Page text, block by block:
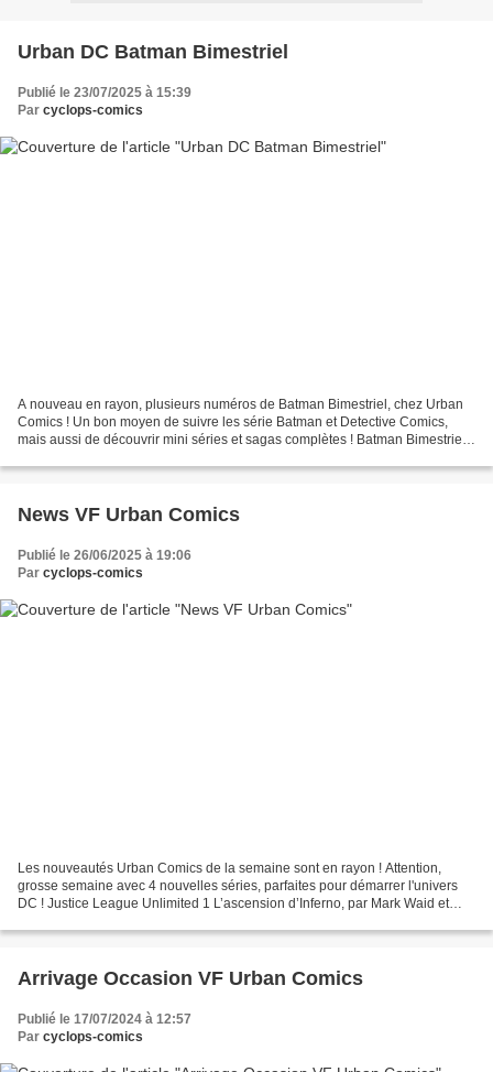
Urban DC Batman Bimestriel
Publié le 23/07/2025 à 15:39
Par cyclops-comics
A nouveau en rayon, plusieurs numéros de Batman Bimestriel, chez Urban
Comics ! Un bon moyen de suivre les série Batman et Detective Comics,
mais aussi de découvrir mini séries et sagas complètes ! Batman Bimestriel
News VF Urban Comics
Publié le 26/06/2025 à 19:06
Par cyclops-comics
Les nouveautés Urban Comics de la semaine sont en rayon ! Attention,
grosse semaine avec 4 nouvelles séries, parfaites pour démarrer l'univers
DC ! Justice League Unlimited 1 L’ascension d’Inferno, par Mark Waid et
Arrivage Occasion VF Urban Comics
Publié le 17/07/2024 à 12:57
Par cyclops-comics